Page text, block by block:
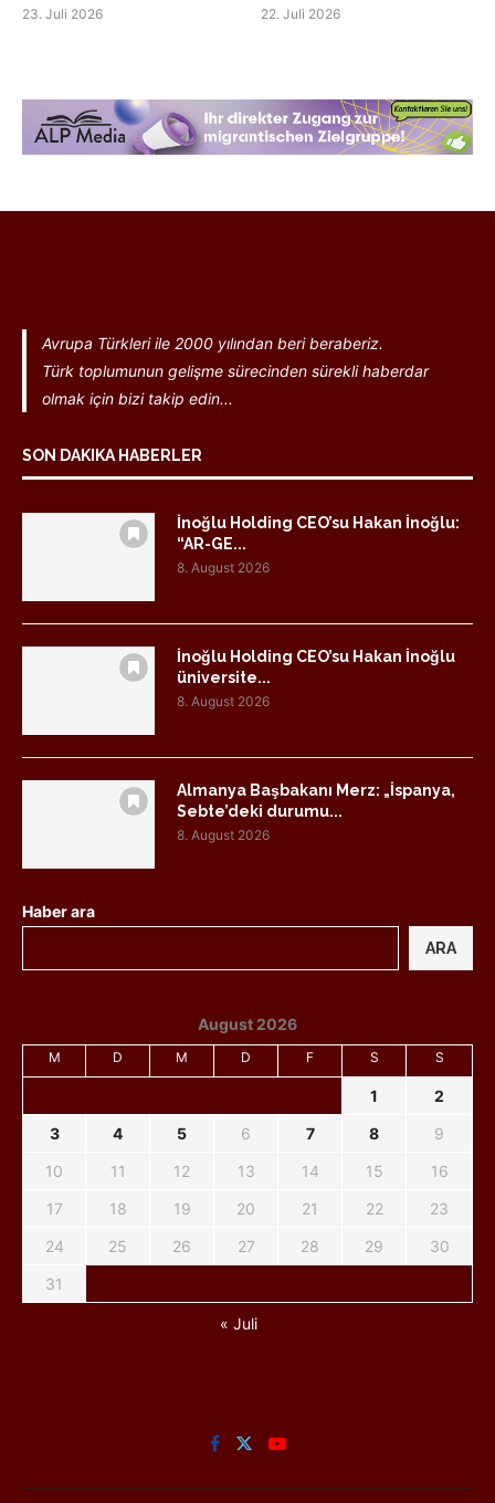
23. Juli 2026 22. Juli 2026
Avrupa Türkleri ile 2000 yılından beri beraberiz.
Türk toplumunun gelişme sürecinden sürekli haberdar
olmak için bizi takip edin...
SON DAKIKA HABERLER
İnoğlu Holding CEO’su Hakan İnoğlu:
“AR-GE...
8. August 2026
İnoğlu Holding CEO’su Hakan İnoğlu
üniversite...
8. August 2026
Almanya Başbakanı Merz: „İspanya,
Sebte’deki durumu...
8. August 2026
Haber ara
ARA
August 2026
M D M D F S S
1
2
3
4 5 6 7 8
9
10
11 12 13 14 15
16
17
18 19 20 21 22
23
24
25 26 27 28 29
30
31
« Juli